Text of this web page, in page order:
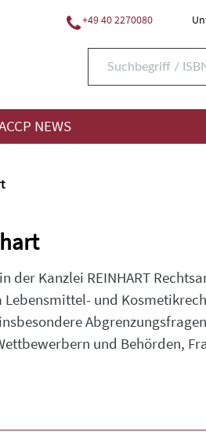
+49 40 2270080
NEWS
der Kanzlei REINHART
und
und Behörden,